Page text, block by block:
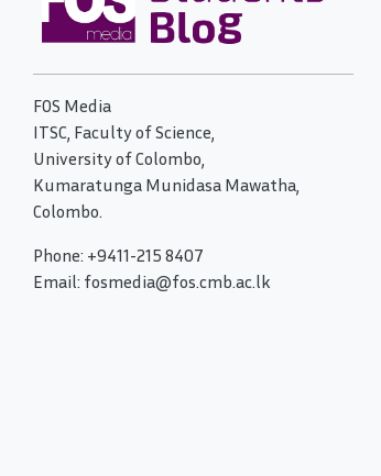
FOS Media
ITSC, Faculty of Science,
University of Colombo,
Kumaratunga Munidasa Mawatha,
Colombo.
Phone: +9411-215 8407
Email: fosmedia@fos.cmb.ac.lk